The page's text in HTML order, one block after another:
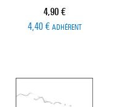
Prix ​​actuel
4,90 €
4,40 € ADHÉRENT